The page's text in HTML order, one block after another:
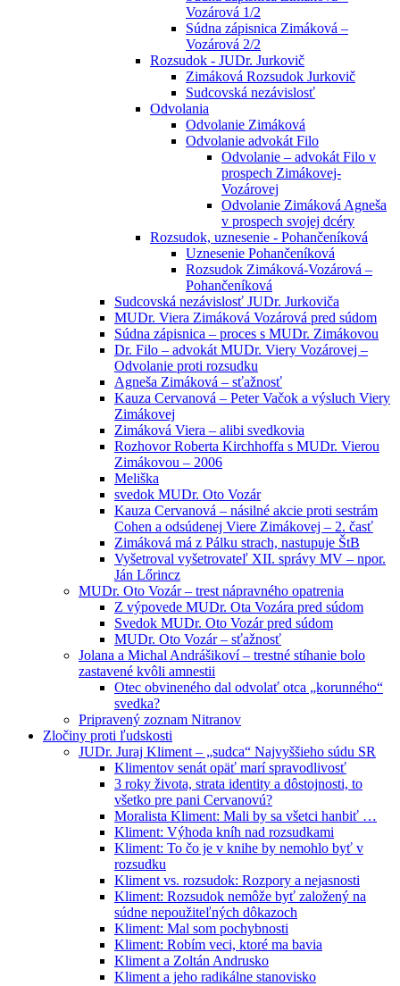
Vozárová 1/2
Súdna zápisnica Zimáková –
Vozárová 2/2
Rozsudok - JUDr. Jurkovič
Zimáková Rozsudok Jurkovič
Sudcovská nezávislosť
Odvolania
Odvolanie Zimáková
Odvolanie advokát Filo
Odvolanie – advokát Filo v
prospech Zimákovej-
Vozárovej
Odvolanie Zimáková Agneša
v prospech svojej dcéry
Rozsudok, uznesenie - Pohančeníková
Uznesenie Pohančeníková
Rozsudok Zimáková-Vozárová –
Pohančeníková
Sudcovská nezávislosť JUDr. Jurkoviča
MUDr. Viera Zimáková Vozárová pred súdom
Súdna zápisnica – proces s MUDr. Zimákovou
Dr. Filo – advokát MUDr. Viery Vozárovej –
Odvolanie proti rozsudku
Agneša Zimáková – sťažnosť
Kauza Cervanová – Peter Vačok a výsluch Viery
Zimákovej
Zimáková Viera – alibi svedkovia
Rozhovor Roberta Kirchhoffa s MUDr. Vierou
Zimákovou – 2006
Meliška
svedok MUDr. Oto Vozár
Kauza Cervanová – násilné akcie proti sestrám
Cohen a odsúdenej Viere Zimákovej – 2. časť
Zimáková má z Pálku strach, nastupuje ŠtB
Vyšetroval vyšetrovateľ XII. správy MV – npor.
Ján Lőrincz
MUDr. Oto Vozár – trest nápravného opatrenia
Z výpovede MUDr. Ota Vozára pred súdom
Svedok MUDr. Oto Vozár pred súdom
MUDr. Oto Vozár – sťažnosť
Jolana a Michal Andrášikoví – trestné stíhanie bolo
zastavené kvôli amnestii
Otec obvineného dal odvolať otca „korunného“
svedka?
Pripravený zoznam Nitranov
Zločiny proti ľudskosti
JUDr. Juraj Kliment – „sudca“ Najvyššieho súdu SR
Klimentov senát opäť marí spravodlivosť
3 roky života, strata identity a dôstojnosti, to
všetko pre pani Cervanovú?
Moralista Kliment: Mali by sa všetci hanbiť …
Kliment: Výhoda kníh nad rozsudkami
Kliment: To čo je v knihe by nemohlo byť v
rozsudku
Kliment vs. rozsudok: Rozpory a nejasnosti
Kliment: Rozsudok nemôže byť založený na
súdne nepoužiteľných dôkazoch
Kliment: Mal som pochybnosti
Kliment: Robím veci, ktoré ma bavia
Kliment a Zoltán Andrusko
Kliment a jeho radikálne stanovisko